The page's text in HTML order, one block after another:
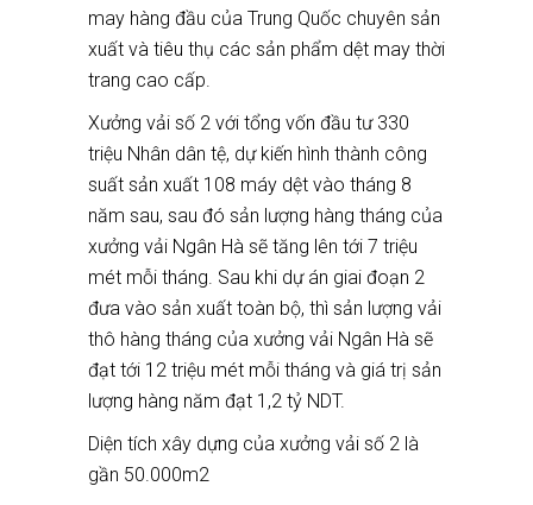
may hàng đầu của Trung Quốc chuyên sản
xuất và tiêu thụ các sản phẩm dệt may thời
trang cao cấp.
Xưởng vải số 2 với tổng vốn đầu tư 330
triệu Nhân dân tệ, dự kiến hình thành công
suất sản xuất 108 máy dệt vào tháng 8
năm sau, sau đó sản lượng hàng tháng của
xưởng vải Ngân Hà sẽ tăng lên tới 7 triệu
mét mỗi tháng. Sau khi dự án giai đoạn 2
đưa vào sản xuất toàn bộ, thì sản lượng vải
thô hàng tháng của xưởng vải Ngân Hà sẽ
đạt tới 12 triệu mét mỗi tháng và giá trị sản
lượng hàng năm đạt 1,2 tỷ NDT.
Diện tích xây dựng của xưởng vải số 2 là
gần 50.000m2